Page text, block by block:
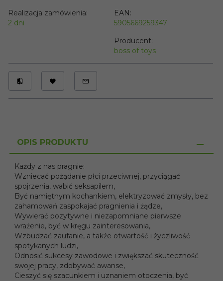
Realizacja zamówienia:
2 dni
EAN:
5905669259347
Producent:
boss of toys
OPIS PRODUKTU
Każdy z nas pragnie:
Wzniecać pożądanie płci przeciwnej, przyciągać
spojrzenia, wabić seksapilem,
Być namiętnym kochankiem, elektryzować zmysły, bez
zahamowań zaspokajać pragnienia i żądze,
Wywierać pozytywne i niezapomniane pierwsze
wrażenie, być w kręgu zainteresowania,
Wzbudzać zaufanie, a także otwartość i życzliwość
spotykanych ludzi,
Odnosić sukcesy zawodowe i zwiększać skuteczność
swojej pracy, zdobywać awanse,
Cieszyć się szacunkiem i uznaniem otoczenia, być